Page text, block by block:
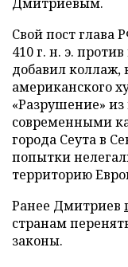
Свой пост глава
410 г. н. э.
добавил коллаж,
американского
«Разрушение»
современными
города Сеута в
попытки
территорию
Ранее Дмитриев
странам
законы.